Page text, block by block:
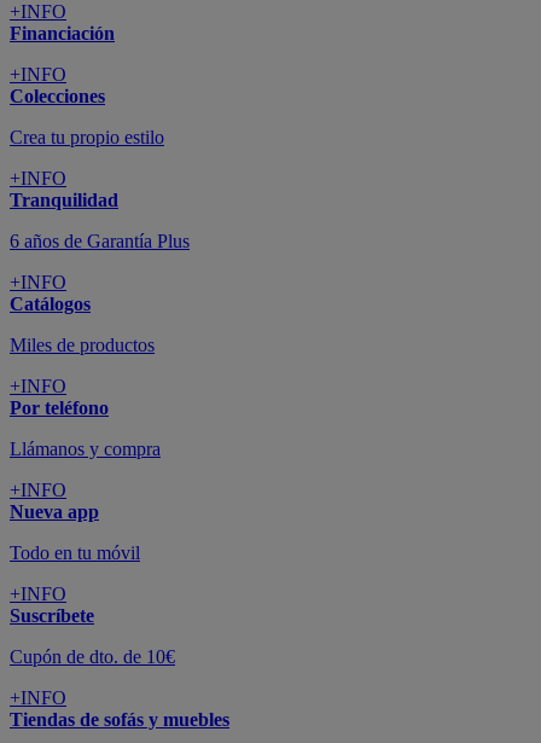
+INFO
Financiación
+INFO
Colecciones
Crea tu propio estilo
+INFO
Tranquilidad
6 años de Garantía Plus
+INFO
Catálogos
Miles de productos
+INFO
Por teléfono
Llámanos y compra
+INFO
Nueva app
Todo en tu móvil
+INFO
Suscríbete
Cupón de dto. de 10€
+INFO
Tiendas de sofás y muebles